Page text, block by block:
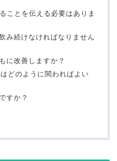
ことを伝える必要はありま
み続けなければなりません
に改善しますか？
どのように関わればよい
すか？